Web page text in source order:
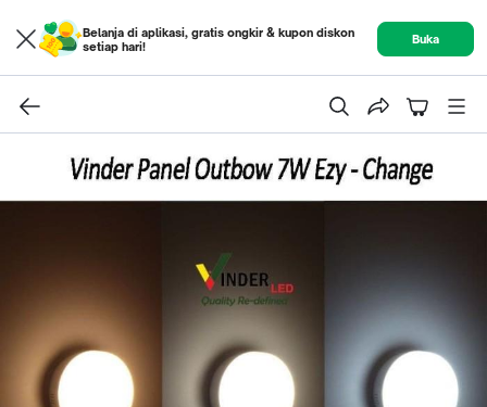
Belanja di aplikasi, gratis ongkir & kupon diskon
setiap hari!
Buka